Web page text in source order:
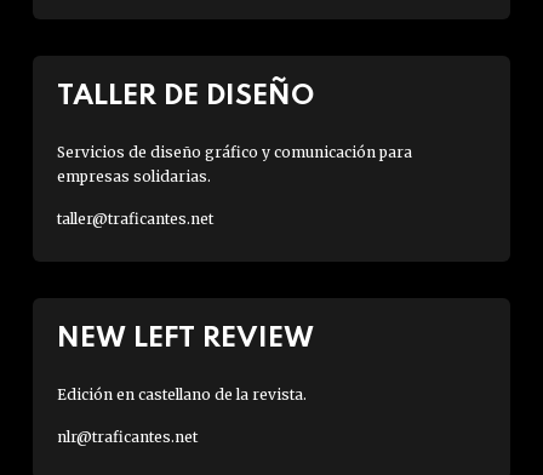
TALLER DE DISEÑO
Servicios de diseño gráfico y comunicación para
empresas solidarias.
taller@traficantes.net
NEW LEFT REVIEW
Edición en castellano de la revista.
nlr@traficantes.net